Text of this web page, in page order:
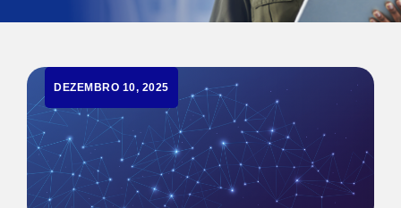
DEZEMBRO 10, 2025